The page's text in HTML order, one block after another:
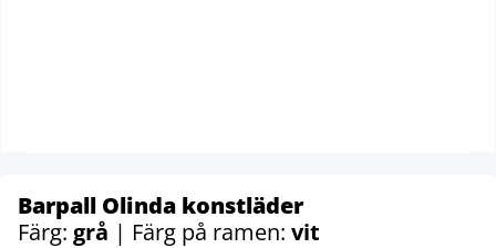
Barpall Olinda konstläder
Färg: grå | Färg på ramen: vit